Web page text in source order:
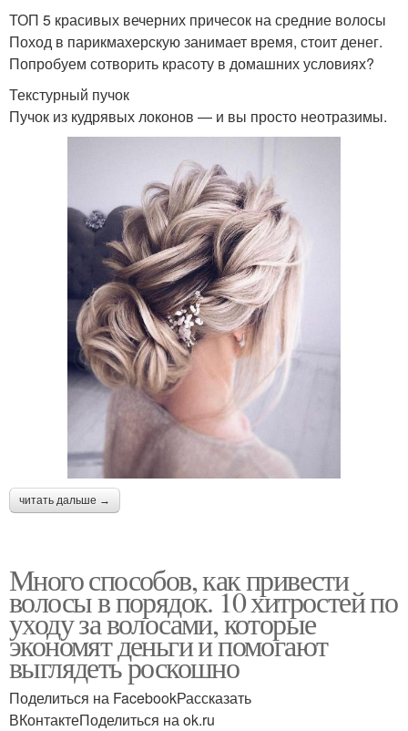
ТОП 5 красивых вечерних причесок на средние волосы
Поход в парикмахерскую занимает время, стоит денег.
Попробуем сотворить красоту в домашних условиях?
Текстурный пучок
Пучок из кудрявых локонов — и вы просто неотразимы.
читать дальше →
Много способов, как привести
волосы в порядок. 10 хитростей по
уходу за волосами, которые
экономят деньги и помогают
выглядеть роскошно
Поделиться на FacebookРассказать
ВКонтактеПоделиться на ok.ru